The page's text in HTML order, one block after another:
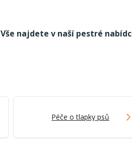
Vše najdete v naší pestré
Péče o tlapky psů